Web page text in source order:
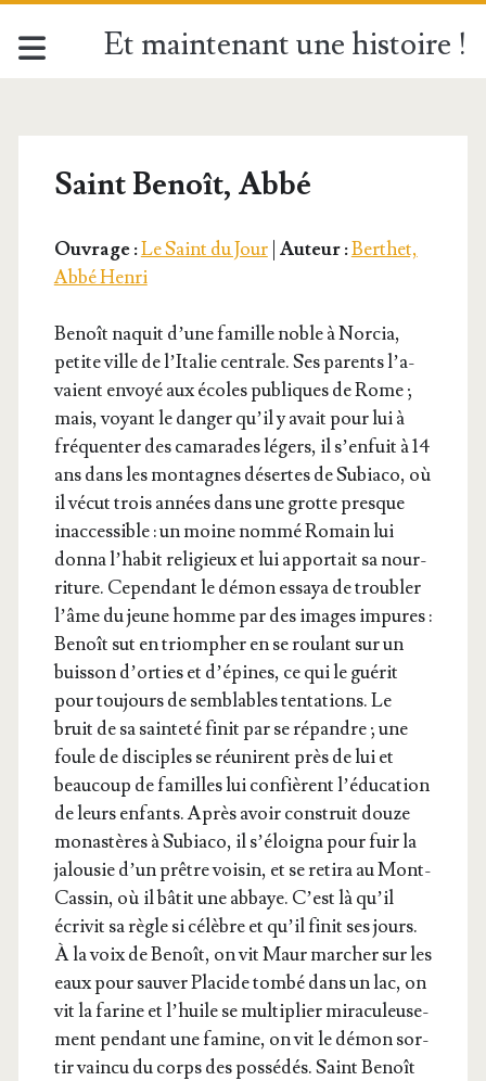
Et maintenant une histoire !
Saint Benoît, Abbé
Ouvrage :Le Saint du Jour| Auteur :Berthet,
Abbé Henri
Benoît naquit d’une famille noble à Nor­cia,
petite ville de l’I­ta­lie cen­trale. Ses parents l’a­
vaient envoyé aux écoles publiques de Rome ;
mais, voyant le dan­ger qu’il y avait pour lui à
fré­quen­ter des cama­rades légers, il s’en­fuit à 14
ans dans les mon­tagnes désertes de Subia­co, où
il vécut trois années dans une grotte presque
inac­ces­sible : un moine nom­mé Romain lui
don­na l’ha­bit reli­gieux et lui appor­tait sa nour­
ri­ture. Cepen­dant le démon essaya de trou­bler
l’âme du jeune homme par des images impures :
Benoît sut en triom­pher en se rou­lant sur un
buis­son d’or­ties et d’é­pines, ce qui le gué­rit
pour tou­jours de sem­blables ten­ta­tions. Le
bruit de sa sain­te­té finit par se répandre ; une
foule de dis­ciples se réunirent près de lui et
beau­coup de familles lui confièrent l’é­du­ca­tion
de leurs enfants. Après avoir construit douze
monas­tères à Subia­co, il s’é­loi­gna pour fuir la
jalou­sie d’un prêtre voi­sin, et se reti­ra au Mont-
Cas­sin, où il bâtit une abbaye. C’est là qu’il
écri­vit sa règle si célèbre et qu’il finit ses jours.
À la voix de Benoît, on vit Maur mar­cher sur les
eaux pour sau­ver Pla­cide tom­bé dans un lac, on
vit la farine et l’huile se mul­ti­plier mira­cu­leu­se­
ment pen­dant une famine, on vit le démon sor­
tir vain­cu du corps des pos­sé­dés. Saint Benoît